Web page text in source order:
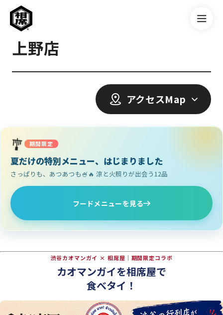
上野店
アクセスMap
🎐 期間限定
夏だけの特別メニュー、はじまりました
さっぱりも、あつあつも🍧🔥 涼と火照りが出会う12品
フードメニューを見る
渋谷カオマンガイ × 相席屋｜期間限定コラボ
カオマンガイを相席屋で
食べタイ！